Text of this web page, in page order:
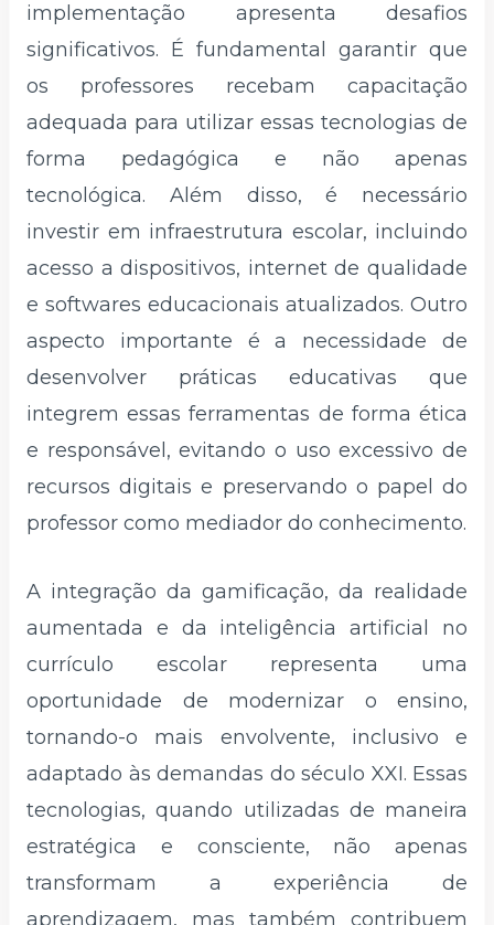
implementação apresenta desafios
significativos. É fundamental garantir que
os professores recebam capacitação
adequada para utilizar essas tecnologias de
forma pedagógica e não apenas
tecnológica. Além disso, é necessário
investir em infraestrutura escolar, incluindo
acesso a dispositivos, internet de qualidade
e softwares educacionais atualizados. Outro
aspecto importante é a necessidade de
desenvolver práticas educativas que
integrem essas ferramentas de forma ética
e responsável, evitando o uso excessivo de
recursos digitais e preservando o papel do
professor como mediador do conhecimento.
A integração da gamificação, da realidade
aumentada e da inteligência artificial no
currículo escolar representa uma
oportunidade de modernizar o ensino,
tornando-o mais envolvente, inclusivo e
adaptado às demandas do século XXI. Essas
tecnologias, quando utilizadas de maneira
estratégica e consciente, não apenas
transformam a experiência de
aprendizagem, mas também contribuem